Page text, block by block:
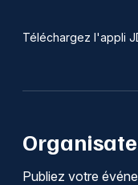
Téléchargez l'appli
Publiez votre